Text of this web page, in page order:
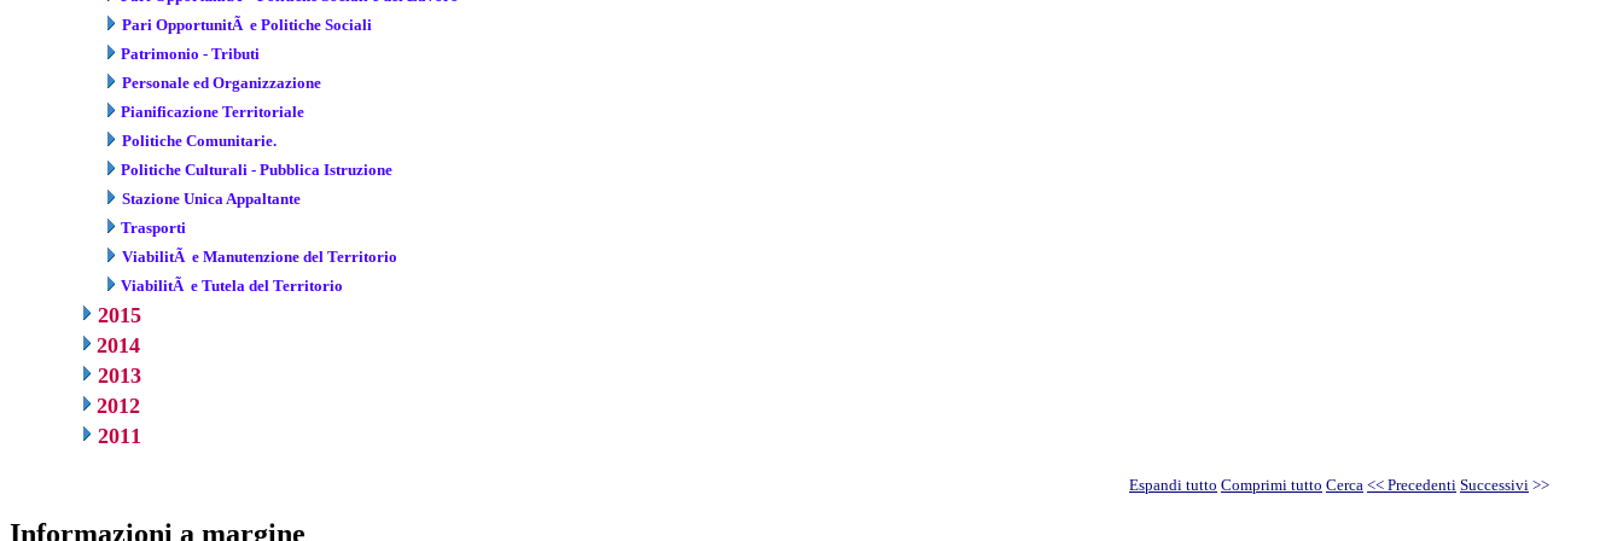
Pari OpportunitÃ e Politiche Sociali
Patrimonio - Tributi
Personale ed Organizzazione
Pianificazione Territoriale
Politiche Comunitarie.
Politiche Culturali - Pubblica Istruzione
Stazione Unica Appaltante
Trasporti
ViabilitÃ e Manutenzione del Territorio
ViabilitÃ e Tutela del Territorio
2015
2014
2013
2012
2011
Espandi tutto Comprimi tutto Cerca << Precedenti Successivi >>
Informazioni a margine